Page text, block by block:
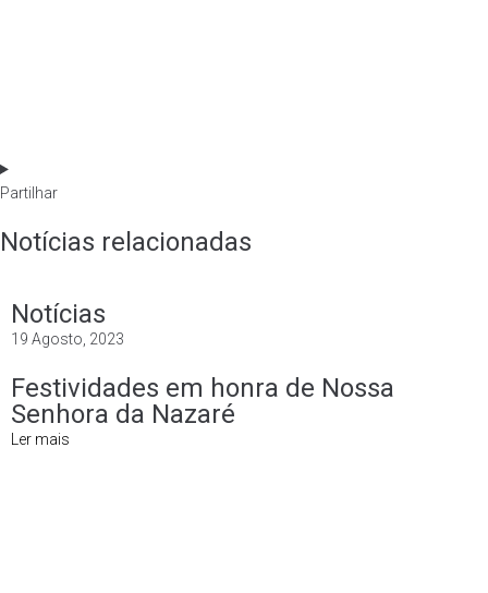
Partilhar
Notícias relacionadas
Notícias
19 Agosto, 2023
Festividades em honra de Nossa
Senhora da Nazaré
Ler mais